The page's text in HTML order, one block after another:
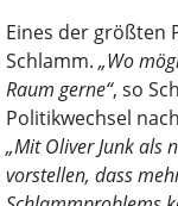
Eines der größten
Schlamm. „Wo
Raum gerne“, so
Politikwechsel
„Mit Oliver Junk als
vorstellen, dass